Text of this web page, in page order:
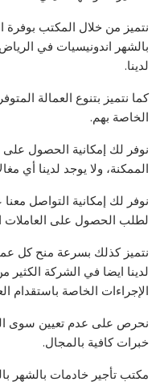
نتميز من خلال المكتب بوفرة
بالشهر اندونيسيات في
لدينا.
كما نتميز بتنوع العمالة
الخاصة بهم.
نوفر لك إمكانية الحصول على
الممكنة، ولا يوجد لدينا أي
لطلب الحصول على العاملات
نتميز كذلك بسرعة منح كل
لدينا ايضا في الشركة
الإجراءات الخاصة باستقدام
نحرص على عدم تعيين سوى
خبرات كافية بالمجال.
مكتب تأجير خادمات بالشهر